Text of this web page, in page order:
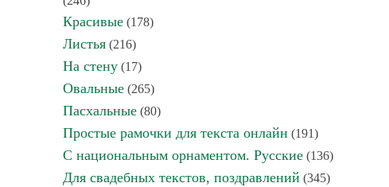
Красивые (178)
Листья (216)
На стену (17)
Овальные (265)
Пасхальные (80)
Простые рамочки для текста онлайн (191)
С национальным орнаментом. Русские (136)
Для свадебных текстов, поздравлений (345)